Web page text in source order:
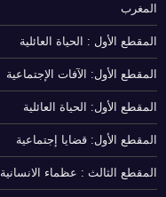
المغرب
المقطع الأول : الحياة العائلية
المقطع الأول: الآفات الإجتماعية
المقطع الأول: الحياة العائلية
المقطع الأول: قضايا إجتماعية
المقطع الثالث : عظماء الانسانية